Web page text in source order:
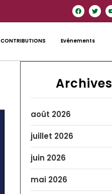
CONTRIBUTIONS Evénements
Archives
août 2026
juillet 2026
juin 2026
mai 2026